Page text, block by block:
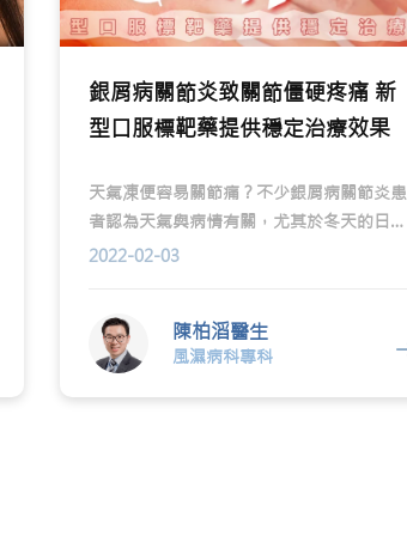
銀屑病關節炎致關節僵硬疼痛 新
型口服標靶藥提供穩定治療效果
天氣凍便容易關節痛？不少銀屑病關節炎患
者認為天氣與病情有關，尤其於冬天的日子
晨僵情況更嚴重。到底風濕病是否與天氣有
2022-02-03
陳柏滔醫生
風濕病科專科